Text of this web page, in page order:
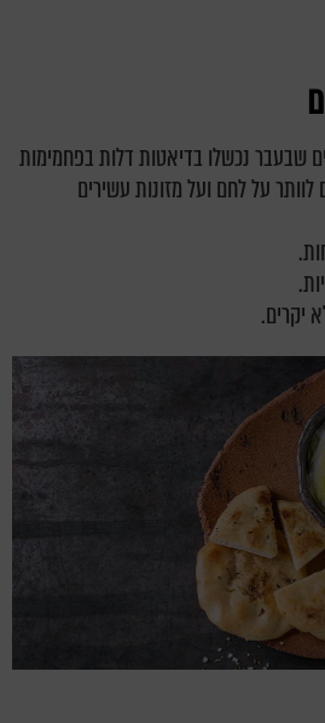
שבעבר נכשלו בדיאטות דלות בפחמימות
על לחם ועל מזונות עשירים
יקרים.